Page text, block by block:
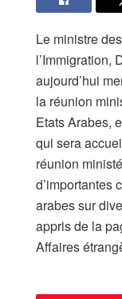
Le ministre
l’Immigration,
aujourd’hui
la réunion
Etats Arabes,
qui sera
réunion
d’importantes
arabes sur
appris de la
Affaires